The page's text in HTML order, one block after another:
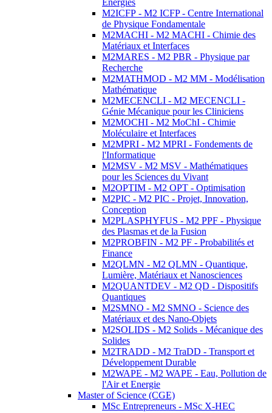
Energies
M2ICFP - M2 ICFP - Centre International
de Physique Fondamentale
M2MACHI - M2 MACHI - Chimie des
Matériaux et Interfaces
M2MARES - M2 PBR - Physique par
Recherche
M2MATHMOD - M2 MM - Modélisation
Mathématique
M2MECENCLI - M2 MECENCLI -
Génie Mécanique pour les Cliniciens
M2MOCHI - M2 MoChI - Chimie
Moléculaire et Interfaces
M2MPRI - M2 MPRI - Fondements de
l'Informatique
M2MSV - M2 MSV - Mathématiques
pour les Sciences du Vivant
M2OPTIM - M2 OPT - Optimisation
M2PIC - M2 PIC - Projet, Innovation,
Conception
M2PLASPHYFUS - M2 PPF - Physique
des Plasmas et de la Fusion
M2PROBFIN - M2 PF - Probabilités et
Finance
M2QLMN - M2 QLMN - Quantique,
Lumière, Matériaux et Nanosciences
M2QUANTDEV - M2 QD - Dispositifs
Quantiques
M2SMNO - M2 SMNO - Science des
Matériaux et des Nano-Objets
M2SOLIDS - M2 Solids - Mécanique des
Solides
M2TRADD - M2 TraDD - Transport et
Développement Durable
M2WAPE - M2 WAPE - Eau, Pollution de
l'Air et Energie
Master of Science (CGE)
MSc Entrepreneurs - MSc X-HEC